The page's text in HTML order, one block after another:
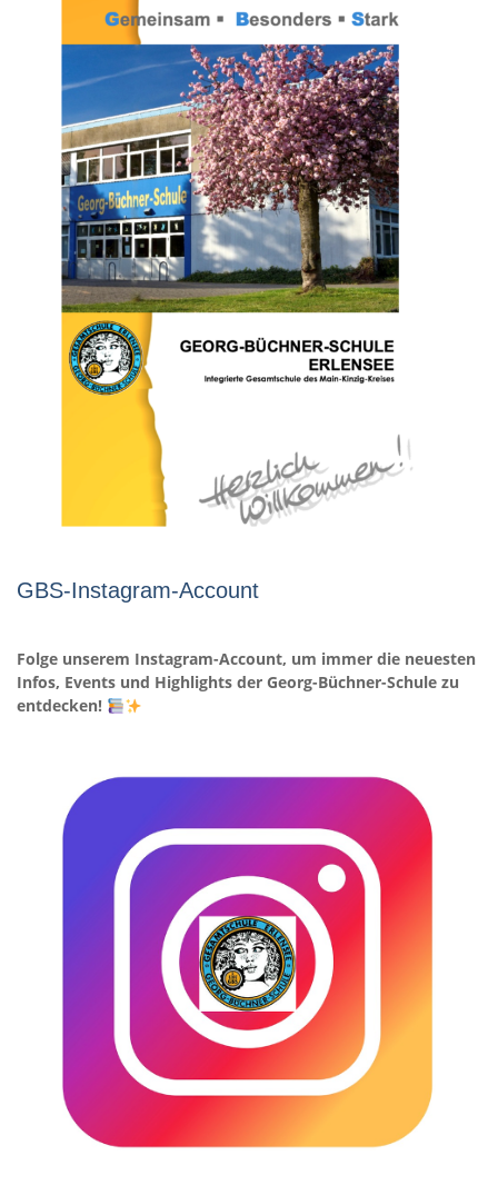
GBS-Instagram-Account
Folge unserem Instagram-Account, um immer die neuesten
Infos, Events und Highlights der Georg-Büchner-Schule zu
entdecken!